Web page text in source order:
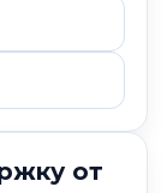
от